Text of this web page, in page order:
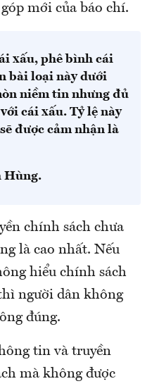
mới của báo chí.
xấu, phê bình cái
bài loại này dưới
niềm tin nhưng đủ
cái xấu. Tỷ lệ này
được cảm nhận là
Hùng.
chính sách chưa
là cao nhất. Nếu
hiểu chính sách
người dân không
đúng.
tin và truyền
mà không được